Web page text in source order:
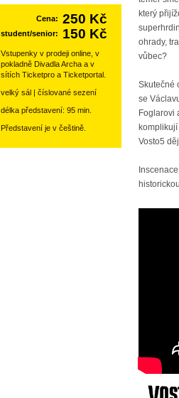
který
ohrady,
vůbec?
Skutečné
se
Foglarovi
Vosto5
Cena: 250 Kč
student/senior: 150 Kč
Vstupenky v prodeji online, v
pokladně Divadla Archa a v
sítích Ticketpro a Ticketportal.
velký sál | číslované sezení
délka představení: 95 min.
Představení je v češtině.